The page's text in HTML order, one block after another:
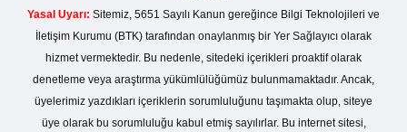
Yasal Uyarı: Sitemiz, 5651 Sayılı Kanun gereğince Bilgi Teknolojileri ve
İletişim Kurumu (BTK) tarafından onaylanmış bir Yer Sağlayıcı olarak
hizmet vermektedir. Bu nedenle, sitedeki içerikleri proaktif olarak
denetleme veya araştırma yükümlülüğümüz bulunmamaktadır. Ancak,
üyelerimiz yazdıkları içeriklerin sorumluluğunu taşımakta olup, siteye
üye olarak bu sorumluluğu kabul etmiş sayılırlar. Bu internet sitesi,